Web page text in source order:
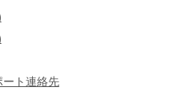
ト連絡先